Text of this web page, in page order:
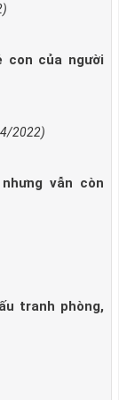
con của người
2022)
vẫn còn
tranh phòng,